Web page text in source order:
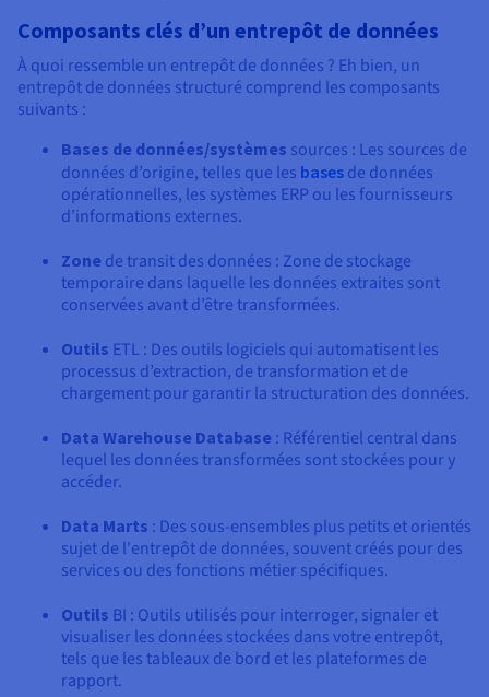
Composants clés d’un entrepôt de données
À quoi ressemble un entrepôt de données ? Eh bien, un
entrepôt de données structuré comprend les composants
suivants :
Bases de données/systèmes sources : Les sources de
données d’origine, telles que les bases de données
opérationnelles, les systèmes ERP ou les fournisseurs
d’informations externes.
Zone de transit des données : Zone de stockage
temporaire dans laquelle les données extraites sont
conservées avant d’être transformées.
Outils ETL : Des outils logiciels qui automatisent les
processus d’extraction, de transformation et de
chargement pour garantir la structuration des données.
Data Warehouse Database : Référentiel central dans
lequel les données transformées sont stockées pour y
accéder.
Data Marts : Des sous-ensembles plus petits et orientés
sujet de l'entrepôt de données, souvent créés pour des
services ou des fonctions métier spécifiques.
Outils BI : Outils utilisés pour interroger, signaler et
visualiser les données stockées dans votre entrepôt,
tels que les tableaux de bord et les plateformes de
rapport.